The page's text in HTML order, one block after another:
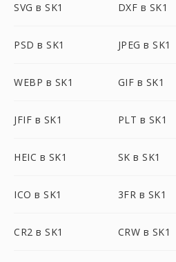
SVG в SK1 DXF в SK1
PSD в SK1 JPEG в SK1
WEBP в SK1 GIF в SK1
JFIF в SK1 PLT в SK1
HEIC в SK1 SK в SK1
ICO в SK1 3FR в SK1
CR2 в SK1 CRW в SK1